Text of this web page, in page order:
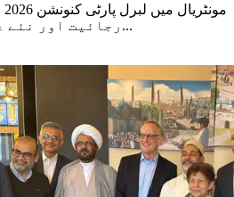
رجائیت اور نئے عزم سے بھرے ہوئے...